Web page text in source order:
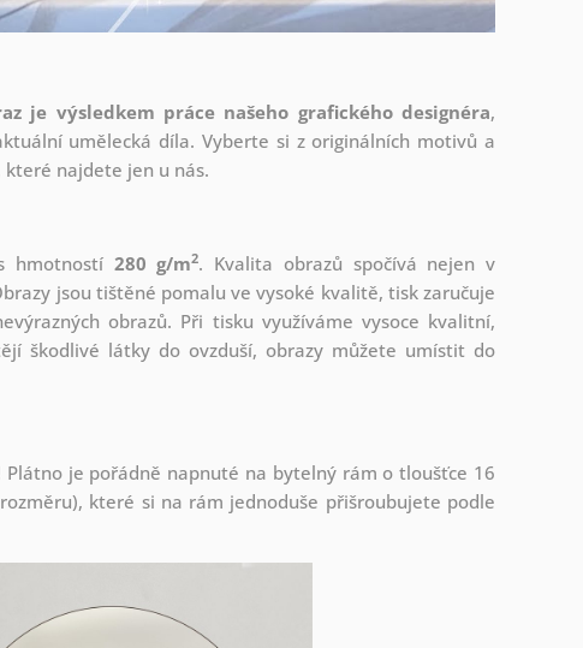
je výsledkem práce našeho grafického designéra,
umělecká díla. Vyberte si z originálních motivů a
najdete jen u nás.
hmotností 280 g/m2. Kvalita obrazů spočívá nejen v
jsou tištěné pomalu ve vysoké kvalitě, tisk zaručuje
obrazů. Při tisku využíváme vysoce kvalitní,
škodlivé látky do ovzduší, obrazy můžete umístit do
je pořádně napnuté na bytelný rám o tloušťce 16
které si na rám jednoduše přišroubujete podle